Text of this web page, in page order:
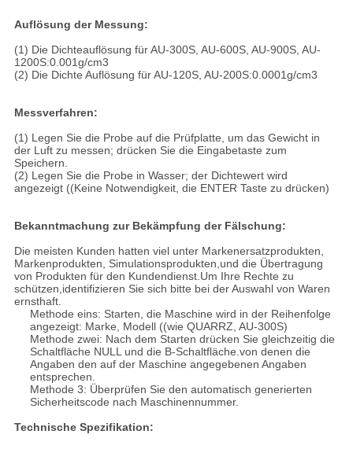
Auflösung der Messung:
(1) Die Dichteauflösung für AU-300S, AU-600S, AU-900S, AU-
1200S:0.001g/cm3
(2) Die Dichte Auflösung für AU-120S, AU-200S:0.0001g/cm3
Messverfahren:
(1) Legen Sie die Probe auf die Prüfplatte, um das Gewicht in
der Luft zu messen; drücken Sie die Eingabetaste zum
Speichern.
(2) Legen Sie die Probe in Wasser; der Dichtewert wird
angezeigt ((Keine Notwendigkeit, die ENTER Taste zu drücken)
Bekanntmachung zur Bekämpfung der Fälschung:
Die meisten Kunden hatten viel unter Markenersatzprodukten,
Markenprodukten, Simulationsprodukten,und die Übertragung
von Produkten für den Kundendienst.Um Ihre Rechte zu
schützen,identifizieren Sie sich bitte bei der Auswahl von Waren
ernsthaft.
Methode eins: Starten, die Maschine wird in der Reihenfolge
angezeigt: Marke, Modell ((wie QUARRZ, AU-300S)
Methode zwei: Nach dem Starten drücken Sie gleichzeitig die
Schaltfläche NULL und die B-Schaltfläche.von denen die
Angaben den auf der Maschine angegebenen Angaben
entsprechen.
Methode 3: Überprüfen Sie den automatisch generierten
Sicherheitscode nach Maschinennummer.
Technische Spezifikation: